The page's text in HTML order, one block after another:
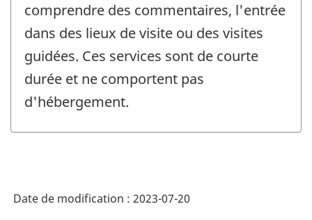
comprendre des commentaires, l'entrée
dans des lieux de visite ou des visites
guidées. Ces services sont de courte
durée et ne comportent pas
d'hébergement.
Date de modification : 2023-07-20